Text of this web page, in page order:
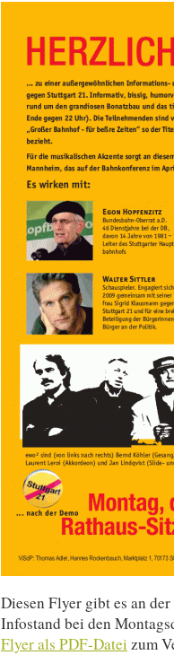
Diesen Flyer gibt es an
Infostand bei den
Flyer als PDF-Datei zum